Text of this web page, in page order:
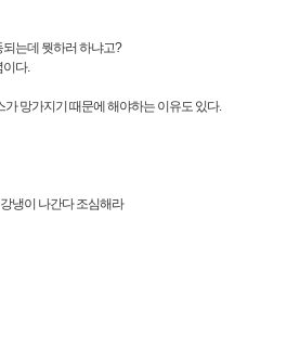
는데 뭣하러 하냐고?
이다.
망가지기 때문에 해야하는 이유도 있다.
냉이 나간다 조심해라